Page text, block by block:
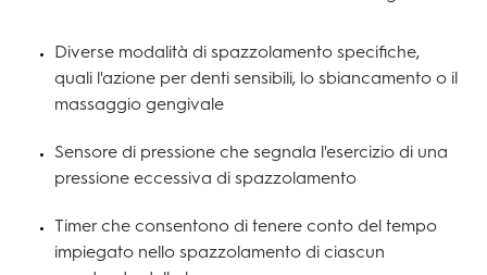
Diverse modalità di spazzolamento specifiche,
quali l'azione per denti sensibili, lo sbiancamento o il
massaggio gengivale
Sensore di pressione che segnala l'esercizio di una
pressione eccessiva di spazzolamento
Timer che consentono di tenere conto del tempo
impiegato nello spazzolamento di ciascun